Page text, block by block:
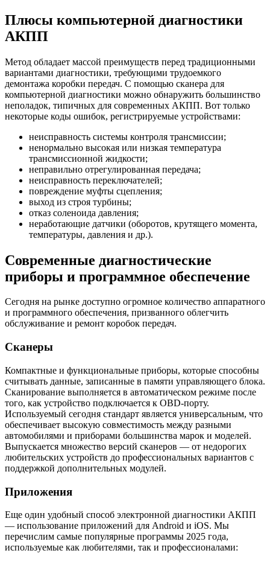
Плюсы компьютерной диагностики
АКПП
Метод обладает массой преимуществ перед традиционными
вариантами диагностики, требующими трудоемкого
демонтажа коробки передач. С помощью сканера для
компьютерной диагностики можно обнаружить большинство
неполадок, типичных для современных АКПП. Вот только
некоторые коды ошибок, регистрируемые устройствами:
неисправность системы контроля трансмиссии;
ненормально высокая или низкая температура
трансмиссионной жидкости;
неправильно отрегулированная передача;
неисправность переключателей;
повреждение муфты сцепления;
выход из строя турбины;
отказ соленоида давления;
неработающие датчики (оборотов, крутящего момента,
температуры, давления и др.).
Современные диагностические
приборы и программное обеспечение
Сегодня на рынке доступно огромное количество аппаратного
и программного обеспечения, призванного облегчить
обслуживание и ремонт коробок передач.
Сканеры
Компактные и функциональные приборы, которые способны
считывать данные, записанные в памяти управляющего блока.
Сканирование выполняется в автоматическом режиме после
того, как устройство подключается к OBD-порту.
Используемый сегодня стандарт является универсальным, что
обеспечивает высокую совместимость между разными
автомобилями и приборами большинства марок и моделей.
Выпускается множество версий сканеров — от недорогих
любительских устройств до профессиональных вариантов с
поддержкой дополнительных модулей.
Приложения
Еще один удобный способ электронной диагностики АКПП
— использование приложений для Android и iOS. Мы
перечислим самые популярные программы 2025 года,
используемые как любителями, так и профессионалами: